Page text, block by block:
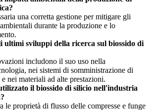
una corretta gestione per mitigare gli
durante la produzione e lo
ultimi sviluppi della ricerca sul biossido di
includono il suo uso nella
nei sistemi di somministrazione di
nei materiali ad alte prestazioni.
il biossido di silicio nell'industria
le proprietà di flusso delle compresse e funge